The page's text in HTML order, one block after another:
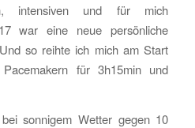
intensiven und für mich
war eine neue persönliche
so reihte ich mich am Start
für 3h15min und
sonnigem Wetter gegen 10